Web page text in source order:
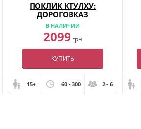
ПОКЛИК КТУЛХУ:
ДОРОГОВКАЗ
ВАРТОВОГО
В НАЛИЧИИ
2099 грн
КУПИТЬ
15+ 60 - 300 2 - 6